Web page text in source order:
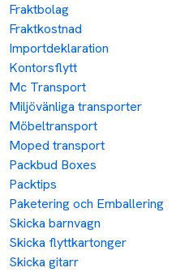
Fraktbolag
Fraktkostnad
Importdeklaration
Kontorsflytt
Mc Transport
Miljövänliga transporter
Möbeltransport
Moped transport
Packbud Boxes
Packtips
Paketering och Emballering
Skicka barnvagn
Skicka flyttkartonger
Skicka gitarr